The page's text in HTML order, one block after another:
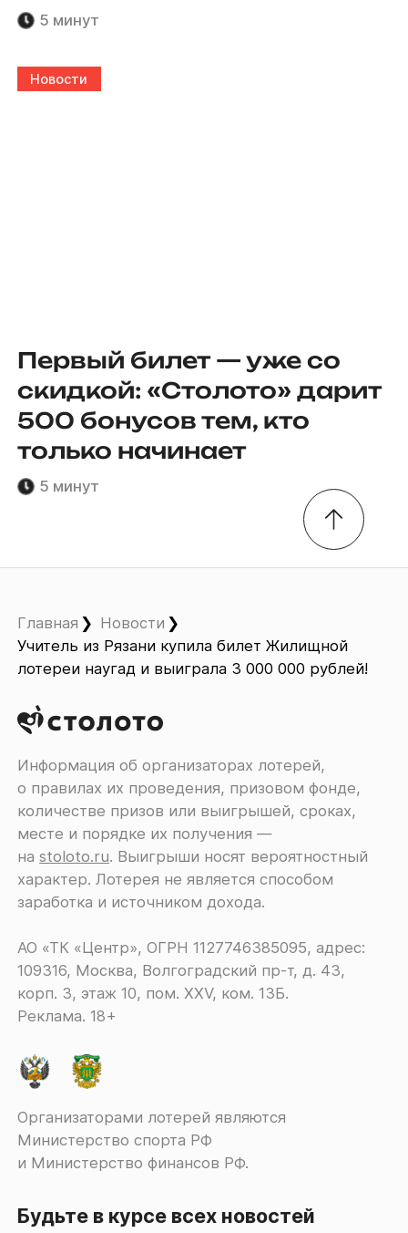
5 минут
Новости
Первый билет — уже со
скидкой: «Столото» дарит
500 бонусов тем, кто
только начинает
5 минут
Главная
Новости
Учитель из Рязани купила билет Жилищной
лотереи наугад и выиграла 3 000 000 рублей!
Информация об организаторах лотерей,
о правилах их проведения, призовом фонде,
количестве призов или выигрышей, сроках,
месте и порядке их получения ―
наstoloto.ru. Выигрыши носят вероятностный
характер. Лотерея не является способом
заработка и источником дохода.
АО «ТК «Центр», ОГРН 1127746385095, адрес:
109316, Москва, Волгоградский пр-т, д. 43,
корп. 3, этаж 10, пом. XXV, ком. 13Б.
Реклама. 18+
Организаторами лотерей являются
Министерство спорта РФ
и Министерство финансов РФ.
Будьте в курсе всех новостей